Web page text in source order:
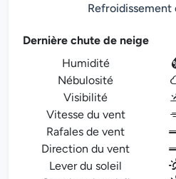
Refroidissement
Dernière chute de neige
Humidité
Nébulosité
Visibilité
Vitesse du vent
Rafales de vent
Direction du vent
Lever du soleil